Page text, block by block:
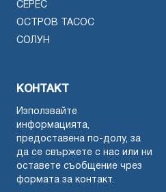
СЕРЕС
ОСТРОВ ТАСОС
СОЛУН
КОНТАКТ
Използвайте
информацията,
предоставена по-долу, за
да се свържете с нас или ни
оставете съобщение чрез
формата за контакт.